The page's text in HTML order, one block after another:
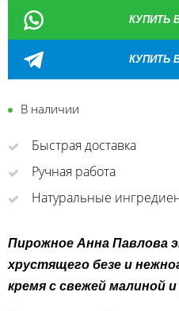
КУПИТЬ В
КУПИТЬ
В наличии
Быстрая доставка
Ручная работа
Натуральные
Пирожное Анна Павлова
хрустящего безе и
кремя с свежей малиной